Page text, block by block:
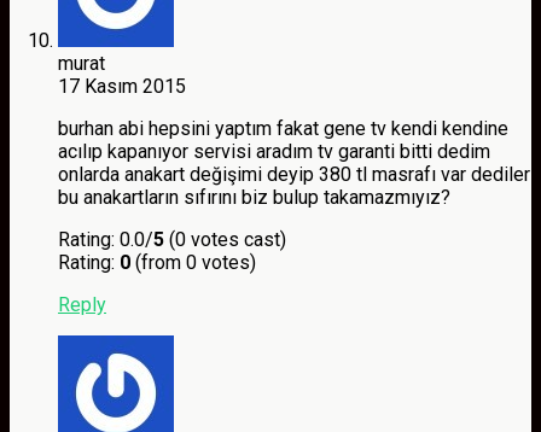
murat
17 Kasım 2015
burhan abi hepsini yaptım fakat gene tv kendi kendine
acılıp kapanıyor servisi aradım tv garanti bitti dedim
onlarda anakart değişimi deyip 380 tl masrafı var dediler
bu anakartların sıfırını biz bulup takamazmıyız?
Rating: 0.0/5 (0 votes cast)
Rating: 0 (from 0 votes)
Reply